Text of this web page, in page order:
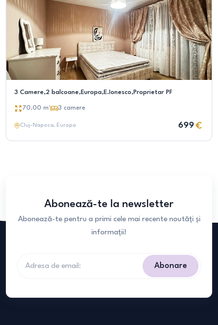
3 Camere,2 balcoane,Europa,E.Ionesco,Proprietar PF
70.00 m² 3 camere
Cluj-Napoca, Europa 699
Abonează-te la newsletter
Abonează-te pentru a primi cele mai recente noutăți și
informații!
Abonare